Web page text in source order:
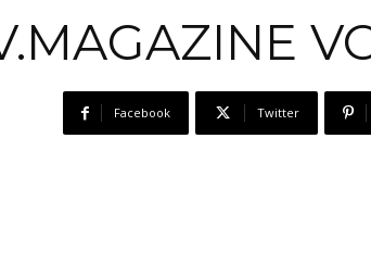
Facebook Twitter